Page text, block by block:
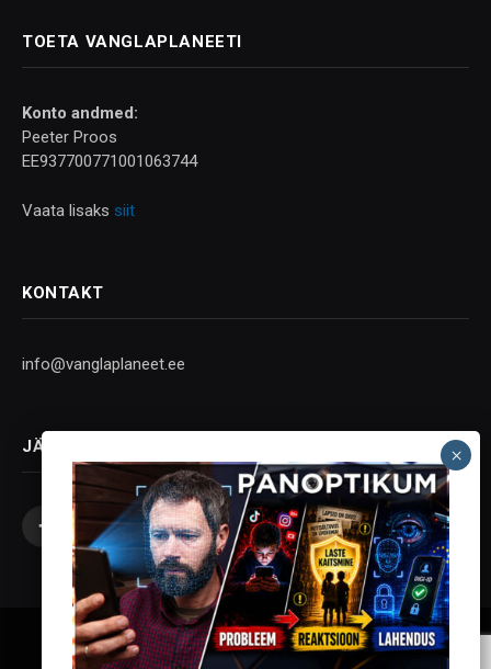
TOETA VANGLAPLANEETI
Konto andmed:
Peeter Proos
EE937700771001063744
Vaata lisaks siit
KONTAKT
info@vanglaplaneet.ee
JÄLGI SOTSIAALMEEDIAS
Facebook
X
(Twitter)
InstagramYouTubeTelegram
Vanglaplaneet - Vastupanu Vaim